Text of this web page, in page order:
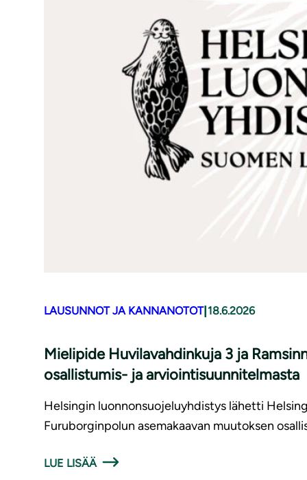
LAUSUNNOT JA KANNANOTOT| 18.6.2026
Mielipide Huvilavahdinkuja 3 ja
osallistumis- ja arviointisuunnitelmasta
Helsingin luonnonsuojeluyhdistys lähetti
Furuborginpolun asemakaavan muutoksen
LUE LISÄÄ